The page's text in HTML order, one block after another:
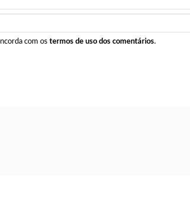
com os termos de uso dos comentários.